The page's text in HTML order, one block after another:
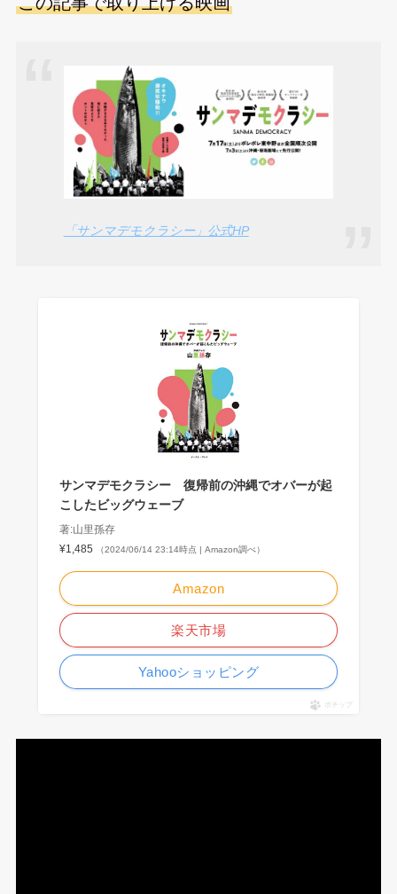
「サンマデモクラシー」公式HP
サンマデモクラシー 復帰前の沖縄でオバーが起
こしたビッグウェーブ
著:山里孫存
¥1,485
（2024/06/14 23:14時点 | Amazon調べ）
Amazon
楽天市場
Yahooショッピング
ポチップ